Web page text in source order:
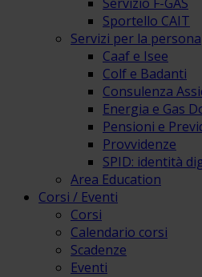
Sportello CAIT
Servizi per la persona
Caaf e Isee
Colf e Badanti
Consulenza
Energia e Gas
Pensioni e
Provvidenze
SPID: identità
Area Education
Corsi / Eventi
Corsi
Calendario corsi
Scadenze
Eventi